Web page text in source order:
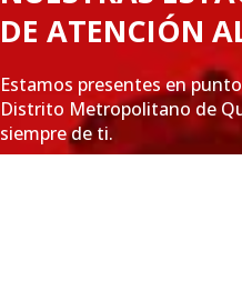
DE ATENCIÓN
Estamos presentes en
Distrito Metropolitano de
siempre de ti.